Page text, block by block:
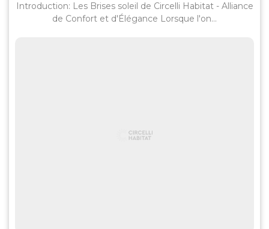
Introduction: Les Brises soleil de Circelli Habitat - Alliance
de Confort et d'Élégance Lorsque l'on...